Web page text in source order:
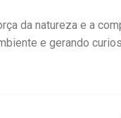
da natureza e a
e gerando